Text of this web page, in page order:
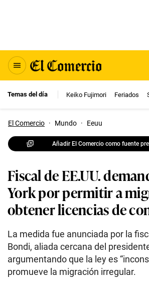
Temas del día Keiko Fujimori Feriados
El Comercio · Mundo · Eeuu
Añadir El Comercio como fuente
Fiscal de EE.UU.
York por permitir a
obtener licencias de
La medida fue anunciada por la
Bondi, aliada cercana del
argumentando que la ley es
promueve la migración irregular.